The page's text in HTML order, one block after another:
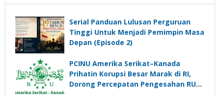
Serial Panduan Lulusan Perguruan
Tinggi Untuk Menjadi Pemimpin Masa
Depan (Episode 2)
PCINU Amerika Serikat–Kanada
Prihatin Korupsi Besar Marak di RI,
Dorong Percepatan Pengesahan RUU